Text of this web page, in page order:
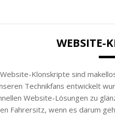
WEBSITE-
Website-Klonskripte sind
Technikfans entwickelt
Website-Lösungen zu
Fahrersitz, wenn es darum